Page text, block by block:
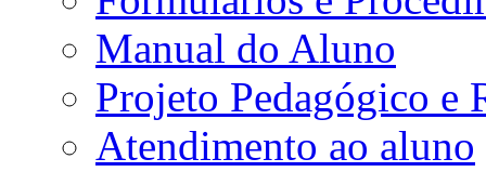
Manual do Aluno
Projeto Pedagógico e
Atendimento ao aluno